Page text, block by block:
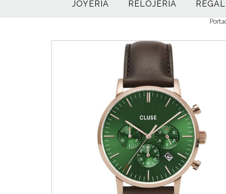
JOYERÍA RELOJERÍA